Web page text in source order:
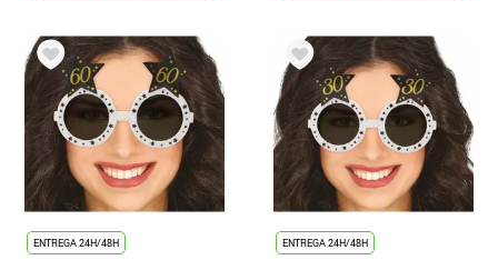
ENTREGA 24H/48H ENTREGA 24H/48H